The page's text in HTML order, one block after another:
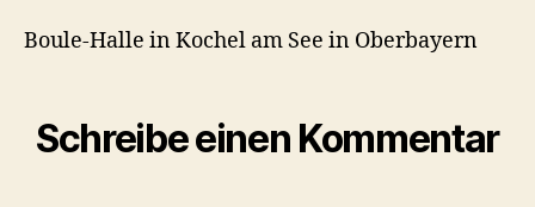
Boule-Halle in Kochel am See in Oberbayern
Schreibe einen Kommentar